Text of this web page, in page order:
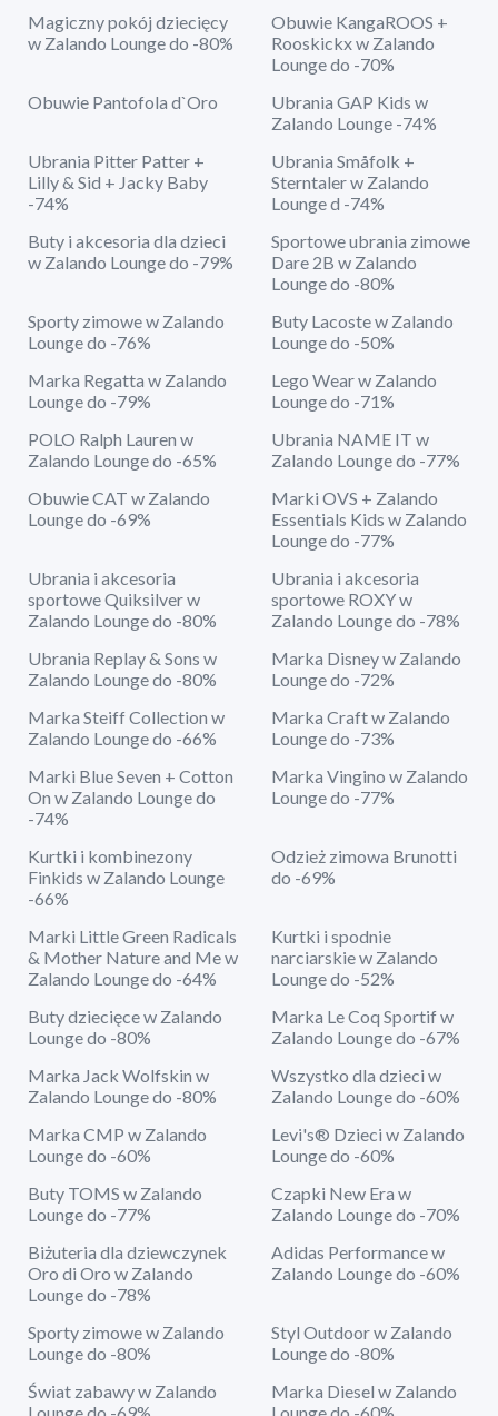
Magiczny pokój dziecięcy
w Zalando Lounge do -80%
Obuwie KangaROOS +
Rooskickx w Zalando
Lounge do -70%
Obuwie Pantofola d`Oro
Ubrania GAP Kids w
Zalando Lounge -74%
Ubrania Pitter Patter +
Lilly & Sid + Jacky Baby
-74%
Ubrania Småfolk +
Sterntaler w Zalando
Lounge d -74%
Buty i akcesoria dla dzieci
w Zalando Lounge do -79%
Sportowe ubrania zimowe
Dare 2B w Zalando
Lounge do -80%
Sporty zimowe w Zalando
Lounge do -76%
Buty Lacoste w Zalando
Lounge do -50%
Marka Regatta w Zalando
Lounge do -79%
Lego Wear w Zalando
Lounge do -71%
POLO Ralph Lauren w
Zalando Lounge do -65%
Ubrania NAME IT w
Zalando Lounge do -77%
Obuwie CAT w Zalando
Lounge do -69%
Marki OVS + Zalando
Essentials Kids w Zalando
Lounge do -77%
Ubrania i akcesoria
sportowe Quiksilver w
Zalando Lounge do -80%
Ubrania i akcesoria
sportowe ROXY w
Zalando Lounge do -78%
Ubrania Replay & Sons w
Zalando Lounge do -80%
Marka Disney w Zalando
Lounge do -72%
Marka Steiff Collection w
Zalando Lounge do -66%
Marka Craft w Zalando
Lounge do -73%
Marki Blue Seven + Cotton
On w Zalando Lounge do
-74%
Marka Vingino w Zalando
Lounge do -77%
Kurtki i kombinezony
Finkids w Zalando Lounge
-66%
Odzież zimowa Brunotti
do -69%
Marki Little Green Radicals
& Mother Nature and Me w
Zalando Lounge do -64%
Kurtki i spodnie
narciarskie w Zalando
Lounge do -52%
Buty dziecięce w Zalando
Lounge do -80%
Marka Le Coq Sportif w
Zalando Lounge do -67%
Marka Jack Wolfskin w
Zalando Lounge do -80%
Wszystko dla dzieci w
Zalando Lounge do -60%
Marka CMP w Zalando
Lounge do -60%
Levi's® Dzieci w Zalando
Lounge do -60%
Buty TOMS w Zalando
Lounge do -77%
Czapki New Era w
Zalando Lounge do -70%
Biżuteria dla dziewczynek
Oro di Oro w Zalando
Lounge do -78%
Adidas Performance w
Zalando Lounge do -60%
Sporty zimowe w Zalando
Lounge do -80%
Styl Outdoor w Zalando
Lounge do -80%
Świat zabawy w Zalando
Marka Diesel w Zalando